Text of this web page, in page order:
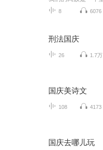
8 6076
刑法国庆
26 1.7万
国庆美诗文
108 4173
国庆去哪儿玩